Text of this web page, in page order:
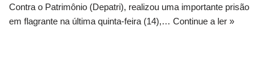
Contra o Patrimônio (Depatri), realizou uma importante prisão
em flagrante na última quinta-feira (14),… Continue a ler »